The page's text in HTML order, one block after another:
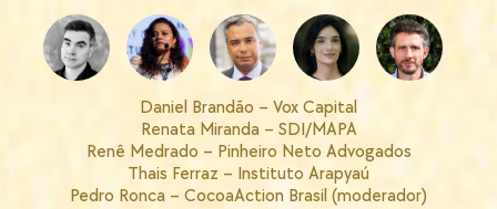
Daniel Brandão – Vox Capital
Renata Miranda – SDI/MAPA
Renê Medrado – Pinheiro Neto Advogados
Thais Ferraz – Instituto Arapyaú
Pedro Ronca – CocoaAction Brasil (moderador)